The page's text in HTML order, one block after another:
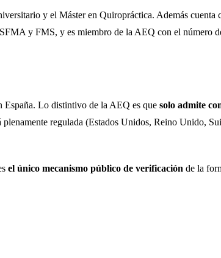
y el Máster en Quiropráctica. Además cuenta
y FMS, y es miembro de la AEQ con el número
España. Lo distintivo de la AEQ es que solo admite
plenamente regulada (Estados Unidos, Reino Unido,
el único mecanismo público de verificación de la